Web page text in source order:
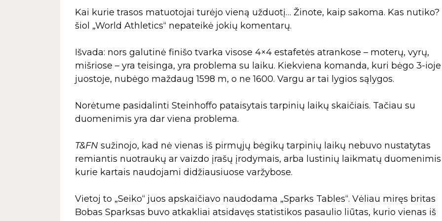
Kai kurie trasos matuotojai turėjo vieną užduotį… Žinote, kaip sakoma. Kas nutiko?
šiol „World Athletics“ nepateikė jokių komentarų.
Išvada: nors galutinė finišo tvarka visose 4×4 estafetės atrankose – moterų, vyrų,
mišriose – yra teisinga, yra problema su laiku. Kiekviena komanda, kuri bėgo 3-ioje
juostoje, nubėgo maždaug 1598 m, o ne 1600. Vargu ar tai lygios sąlygos.
Norėtume pasidalinti Steinhoffo pataisytais tarpinių laikų skaičiais. Tačiau su
duomenimis yra dar viena problema.
T&FN sužinojo, kad nė vienas iš pirmųjų bėgikų tarpinių laikų nebuvo nustatytas
remiantis nuotraukų ar vaizdo įrašų įrodymais, arba lustinių laikmatų duomenimis
kurie kartais naudojami didžiausiuose varžybose.
Vietoj to „Seiko“ juos apskaičiavo naudodama „Sparks Tables“. Vėliau miręs britas
Bobas Sparksas buvo atkakliai atsidavęs statistikos pasaulio liūtas, kurio vienas iš